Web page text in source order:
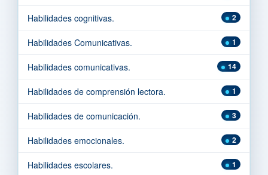
Habilidades cognitivas. 2
Habilidades Comunicativas. 1
Habilidades comunicativas. 14
Habilidades de comprensión lectora. 1
Habilidades de comunicación. 3
Habilidades emocionales. 2
Habilidades escolares. 1